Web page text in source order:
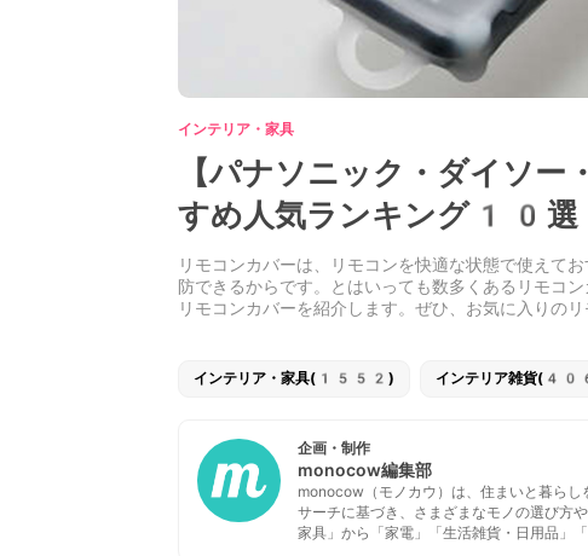
インテリア・家具
【パナソニック・ダイソ
すめ人気ランキング10選
リモコンカバーは、リモコンを快適な状態で使えて
防できるからです。とはいっても数多くあるリモコ
リモコンカバーを紹介します。ぜひ、お気に入りの
インテリア・家具(1552) インテリア雑貨
企画・制作
monocow編集部
monocow（モノカウ）は、住まいと暮らし
サーチに基づき、さまざまなモノの選び方
家具」から「家電」「生活雑貨・日用品」